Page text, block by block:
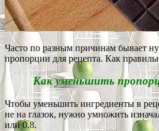
Часто по разным причинам бывает
пропорции для рецепта. Как
Как уменьшить
Чтобы уменьшить ингредиенты в
не на глазок, нужно умножить
или 0.8.